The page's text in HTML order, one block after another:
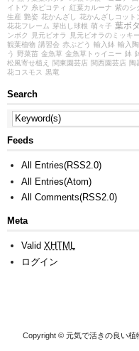
イトウ 糸ピコティ 紅葉カルーナ 紫のシ
生産 艶姿 花かんざし 花かんざしコット
花花フレーム 芽出し球根 萌々子 葉ボ
ンボク
見元ビオラ 見元ビオラのミッキー
観葉植物 講習会 赤ぶどう 輸入鉢 輸入
う
野菜苗 金魚草 金魚草トゥイニー 鉢
松風寄せ植え
関東園芸店 関西園芸店 陶
花コスモス 黒竜
Search
Feeds
All Entries(RSS2.0)
All Entries(Atom)
All Comments(RSS2.0)
Meta
Valid XHTML
ログイン
Copyright © 元気で活きの良い植